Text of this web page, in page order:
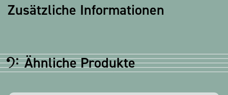
Zusätzliche Informationen
Ähnliche Produkte